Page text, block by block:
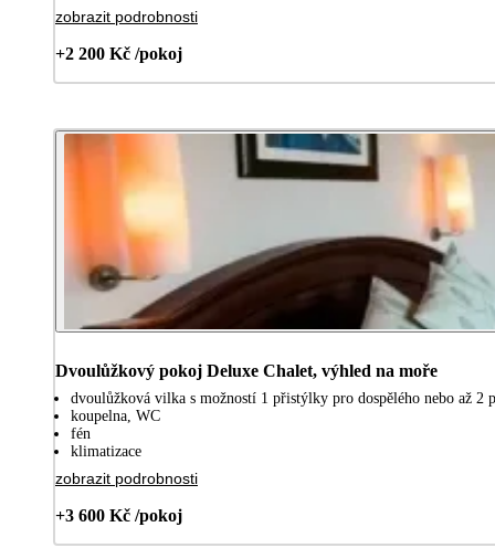
zobrazit podrobnosti
+2 200 Kč /pokoj
Dvoulůžkový pokoj Deluxe Chalet, výhled na moře
dvoulůžková vilka s možností 1 přistýlky pro dospělého nebo až 2
koupelna, WC
fén
klimatizace
zobrazit podrobnosti
+3 600 Kč /pokoj